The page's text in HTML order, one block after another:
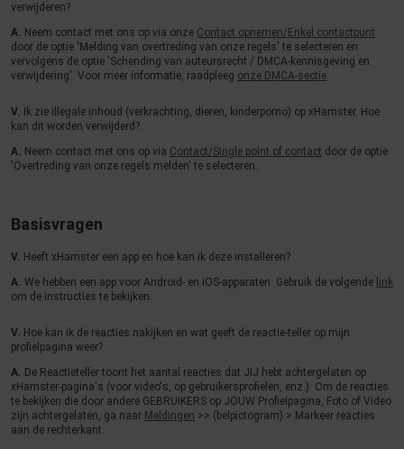
verwijderen?
A. Neem contact met ons op via onze Contact opnemen/Enkel contactpunt
door de optie 'Melding van overtreding van onze regels' te selecteren en
vervolgens de optie 'Schending van auteursrecht / DMCA-kennisgeving en
verwijdering'. Voor meer informatie, raadpleeg onze DMCA-sectie.
V. Ik zie illegale inhoud (verkrachting, dieren, kinderporno) op xHamster. Hoe
kan dit worden verwijderd?
A. Neem contact met ons op via Contact/Single point of contact door de optie
'Overtreding van onze regels melden' te selecteren.
Basisvragen
V. Heeft xHamster een app en hoe kan ik deze installeren?
A. We hebben een app voor Android- en iOS-apparaten. Gebruik de volgende link
om de instructies te bekijken.
V. Hoe kan ik de reacties nakijken en wat geeft de reactie-teller op mijn
profielpagina weer?
A. De Reactieteller toont het aantal reacties dat JIJ hebt achtergelaten op
xHamster-pagina's (voor video's, op gebruikersprofielen, enz.). Om de reacties
te bekijken die door andere GEBRUIKERS op JOUW Profielpagina, Foto of Video
zijn achtergelaten, ga naar Meldingen >> (belpictogram) > Markeer reacties
aan de rechterkant.